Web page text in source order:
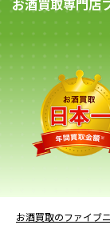
お酒買取専門店
お酒買取のファイブ